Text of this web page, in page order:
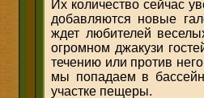
Их количество сейчас
добавляются новые
ждет любителей
огромном джакузи
течению или против
мы попадаем в
участке пещеры.